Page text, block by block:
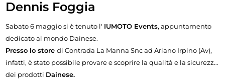
Dennis Foggia
Sabato 6 maggio si è tenuto l' IUMOTO Events, appuntamento
dedicato al mondo Dainese.
Presso lo storedi Contrada La Manna Snc ad Ariano Irpino (Av),
infatti, è stato possibile provare e scoprire la qualità e la sicurezza
dei prodotti Dainese.